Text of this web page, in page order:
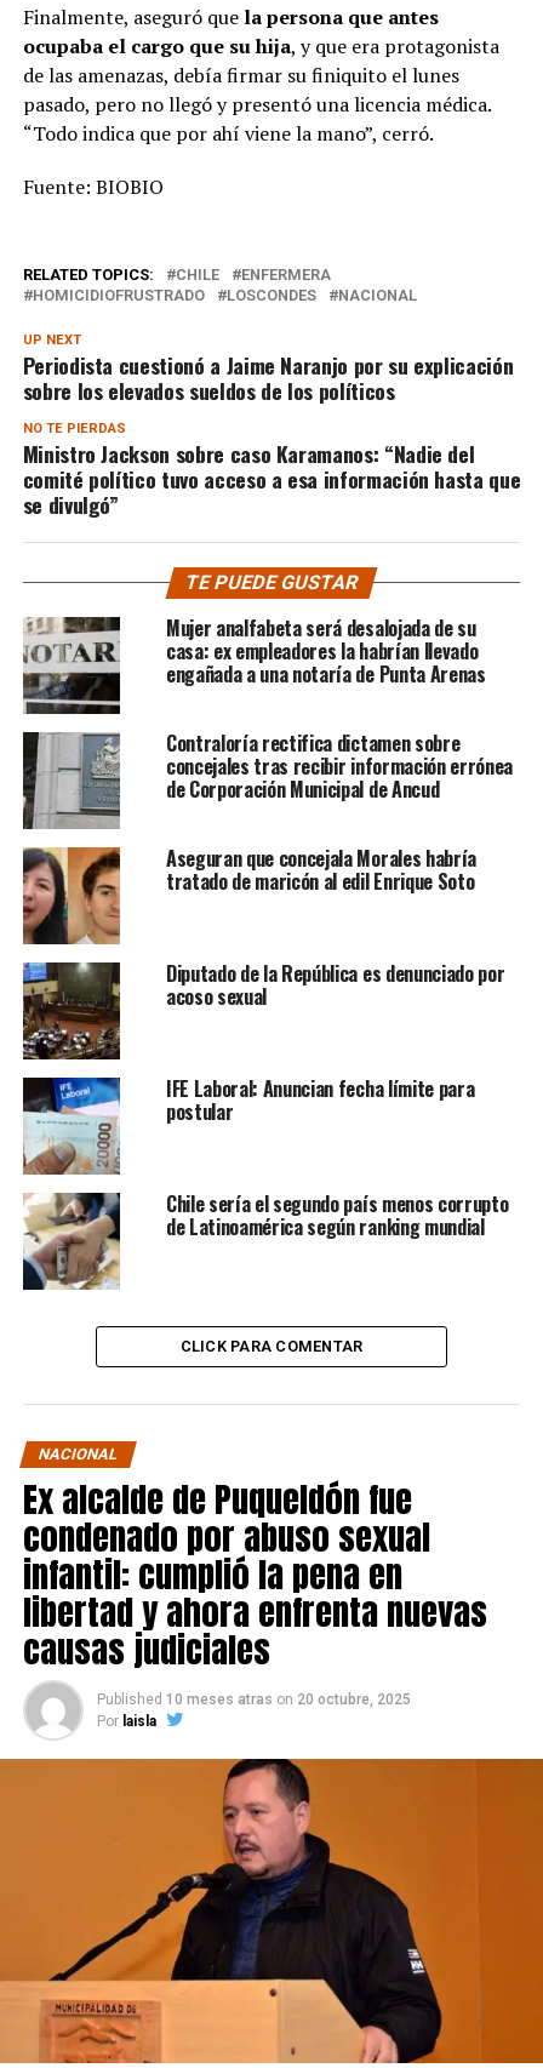
Finalmente, aseguró que la persona que antes
ocupaba el cargo que su hija, y que era protagonista
de las amenazas, debía firmar su finiquito el lunes
pasado, pero no llegó y presentó una licencia médica.
“Todo indica que por ahí viene la mano”, cerró.
Fuente: BIOBIO
RELATED TOPICS: CHILE
ENFERMERA
HOMICIDIOFRUSTRADO
LOSCONDES NACIONAL
UP NEXT
Periodista cuestionó a Jaime Naranjo por su explicación
sobre los elevados sueldos de los políticos
NO TE PIERDAS
Ministro Jackson sobre caso Karamanos: “Nadie del
comité político tuvo acceso a esa información hasta que
se divulgó”
TE PUEDE GUSTAR
Mujer analfabeta será desalojada de su
casa: ex empleadores la habrían llevado
engañada a una notaría de Punta Arenas
Contraloría rectifica dictamen sobre
concejales tras recibir información errónea
de Corporación Municipal de Ancud
Aseguran que concejala Morales habría
tratado de maricón al edil Enrique Soto
Diputado de la República es denunciado por
acoso sexual
IFE Laboral: Anuncian fecha límite para
postular
Chile sería el segundo país menos corrupto
de Latinoamérica según ranking mundial
CLICK PARA COMENTAR
NACIONAL
Ex alcalde de Puqueldón fue
condenado por abuso sexual
infantil: cumplió la pena en
libertad y ahora enfrenta nuevas
causas judiciales
Published 10 meses atras on 20 octubre, 2025
Por laisla